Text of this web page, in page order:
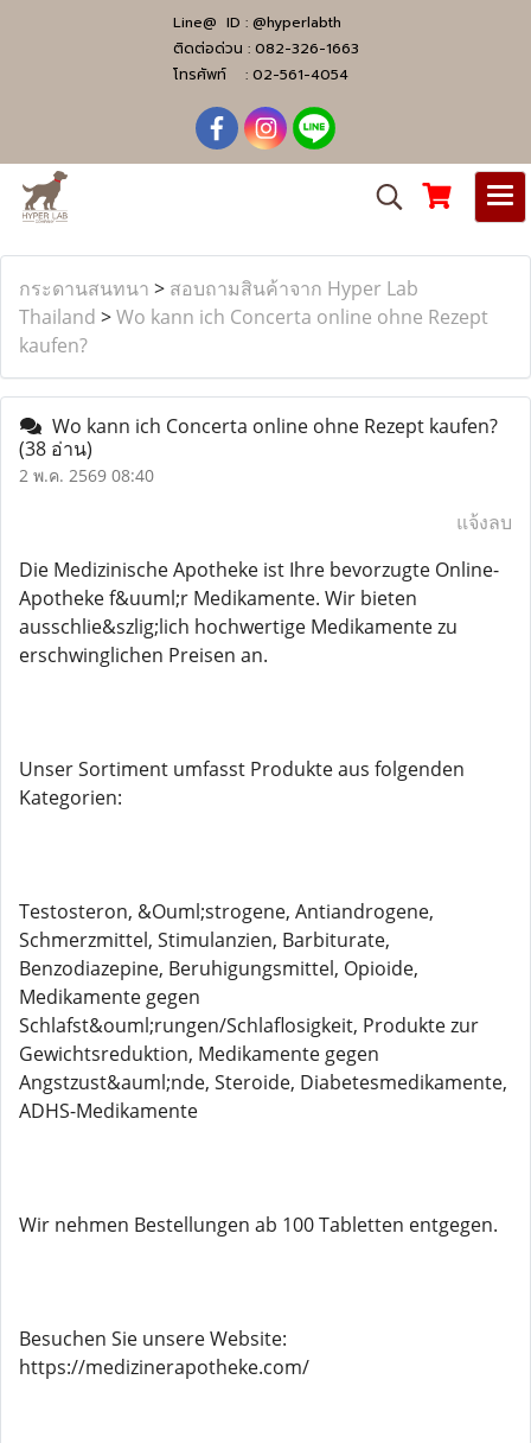
Line@ ID : @hyperlabth
ติดต่อด่วน : 082-326-1663
โทรศัพท์ : 02-561-4054
กระดานสนทนา > สอบถามสินค้าจาก Hyper Lab
Thailand >Wo kann ich Concerta online ohne Rezept
kaufen?
Wo kann ich Concerta online ohne Rezept kaufen?
(38 อ่าน)
2 พ.ค. 2569 08:40
แจ้งลบ
Die Medizinische Apotheke ist Ihre bevorzugte Online-
Apotheke f&uuml;r Medikamente. Wir bieten
ausschlie&szlig;lich hochwertige Medikamente zu
erschwinglichen Preisen an.
Unser Sortiment umfasst Produkte aus folgenden
Kategorien:
Testosteron, &Ouml;strogene, Antiandrogene,
Schmerzmittel, Stimulanzien, Barbiturate,
Benzodiazepine, Beruhigungsmittel, Opioide,
Medikamente gegen
Schlafst&ouml;rungen/Schlaflosigkeit, Produkte zur
Gewichtsreduktion, Medikamente gegen
Angstzust&auml;nde, Steroide, Diabetesmedikamente,
ADHS-Medikamente
Wir nehmen Bestellungen ab 100 Tabletten entgegen.
Besuchen Sie unsere Website:
https://medizinerapotheke.com/